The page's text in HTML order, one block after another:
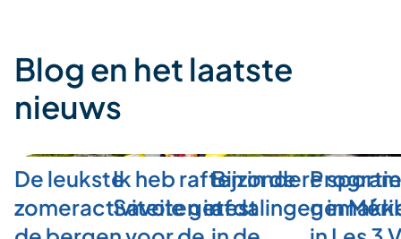
Blog en het laatste
nieuws
De leukste
zomeractiviteiten in
Ik heb raften in de
Savoie getest
Bijzondere
afdalingen in